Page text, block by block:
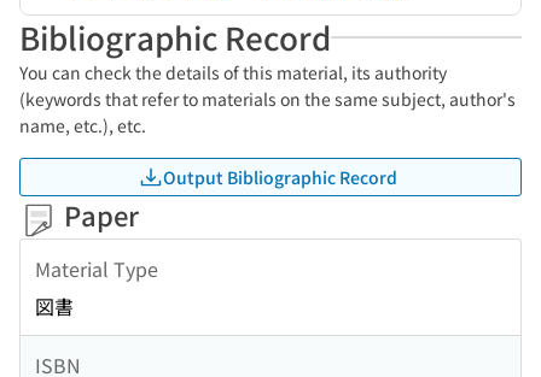
Bibliographic Record
You can check the details of this material, its authority
(keywords that refer to materials on the same subject, author's
name, etc.), etc.
Output Bibliographic Record
Paper
Material Type
図書
ISBN